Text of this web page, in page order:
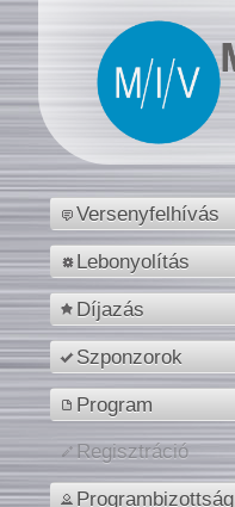
Versenyfelhívás
Lebonyolítás
Díjazás
Szponzorok
Program
Regisztráció
Programbizottság